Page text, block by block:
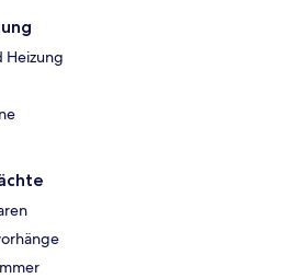
Heizung